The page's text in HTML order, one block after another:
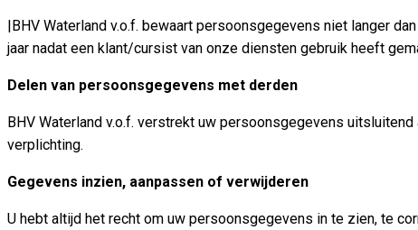
|BHV Waterland v.o.f. bewaart persoonsgegevens niet langer
jaar nadat een klant/cursist van onze diensten gebruik heeft
Delen van persoonsgegevens met derden
BHV Waterland v.o.f. verstrekt uw persoonsgegevens
verplichting.
Gegevens inzien, aanpassen of verwijderen
U hebt altijd het recht om uw persoonsgegevens in te zien, te